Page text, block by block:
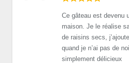
Ce gâteau est devenu
maison. Je le réalise
de raisins secs,
quand je n’ai pas de
simplement délicieux